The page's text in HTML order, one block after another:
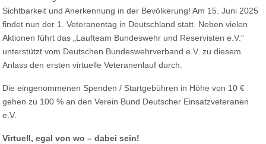
Sichtbarkeit und Anerkennung in der Bevölkerung! Am 15. Juni 2025
findet nun der 1. Veteranentag in Deutschland statt. Neben vielen
Aktionen führt das „Laufteam Bundeswehr und Reservisten e.V.“
unterstützt vom Deutschen Bundeswehrverband e.V. zu diesem
Anlass den ersten virtuelle Veteranenlauf durch.
Die eingenommenen Spenden / Startgebühren in Höhe von 10 €
gehen zu 100 % an den Verein Bund Deutscher Einsatzveteranen
e.V.
Virtuell, egal von wo – dabei sein!